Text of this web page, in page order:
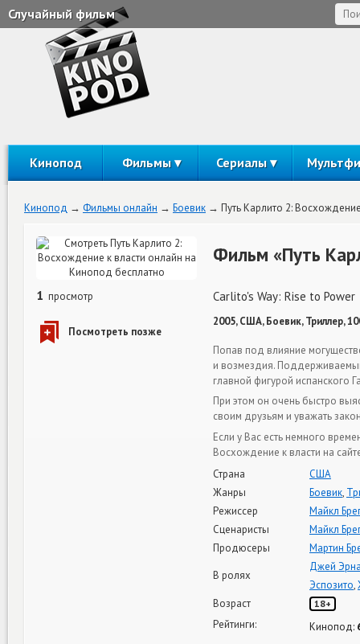
Случайный фильм
Кинопод Фильмы Сериалы
Кинопод Фильмы онлайн Боевик Путь Карлито 2:
1 просмотр
Фильм «Путь
Carlito's Way: Rise to Power
2005, США, Боевик, Триллер,
Попав под влияние
и возмездия.
главной фигурой испанского
При этом он очень быстро
своим друзьям и уважать
Если у Вас есть немного
Восхождение к власти на
Страна
США
Жанры
Боевик,
Режиссер
Майкл
Сценаристы
Майкл
Продюсеры
Мартин
В ролях
Джей
Эспозито,
Возраст
18+
Рейтинги: Кинопод: